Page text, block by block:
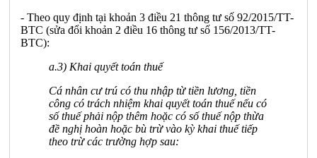
- Theo quy định tại khoản 3 điều 21 thông tư số 92/2015/TT-
BTC (sửa đổi khoản 2 điều 16 thông tư số 156/2013/TT-
BTC):
a.3) Khai quyết toán thuế
Cá nhân cư trú có thu nhập từ tiền lương, tiền
công có trách nhiệm khai quyết toán thuế nếu có
số thuế phải nộp thêm hoặc có số thuế nộp thừa
đề nghị hoàn hoặc bù trừ vào kỳ khai thuế tiếp
theo trừ các trường hợp sau: